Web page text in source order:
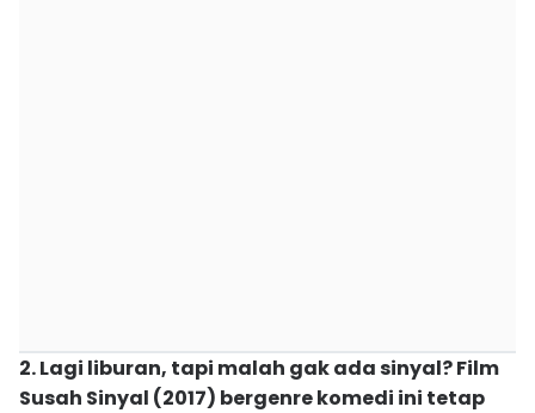
2. Lagi liburan, tapi malah gak ada sinyal? Film
Susah Sinyal (2017) bergenre komedi ini tetap